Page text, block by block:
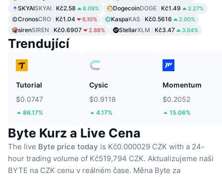
SKYAISKYAI Kč2.58 6.09% DogecoinDOGE Kč1.49 2.27%
CronosCRO Kč1.04 6.10% KaspaKAS Kč0.5616 2.00%
sirenSIREN Kč0.6907 2.88% StellarXLM Kč3.47 3.04%
Trendující
Tutorial
$0.0747
86.17%
Cysic
$0.9118
4.17%
Momentum
$0.2052
15.06%
Byte Kurz a Live Cena
The live Byte price today is Kč0.000029 CZK with a 24-
hour trading volume of Kč519,794 CZK. Aktualizujeme naši
BYTE na CZK cenu v reálném čase. Měna Byte za